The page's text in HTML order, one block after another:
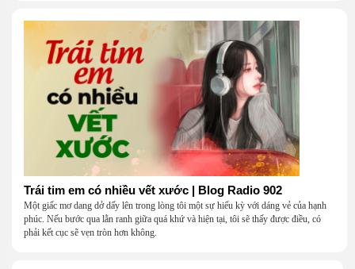
Trái tim em có nhiều vết xước | Blog Radio 902
Một giấc mơ dang dở dấy lên trong lòng tôi một sự hiếu kỳ với dáng vẻ của hạnh
phúc. Nếu bước qua lằn ranh giữa quá khứ và hiện tại, tôi sẽ thấy được điều, có
phải kết cục sẽ vẹn tròn hơn không.